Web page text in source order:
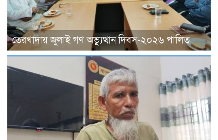
তেরখাদায় জুলাই গণ অভ্যুত্থান দিবস-২০২৬ পালিত